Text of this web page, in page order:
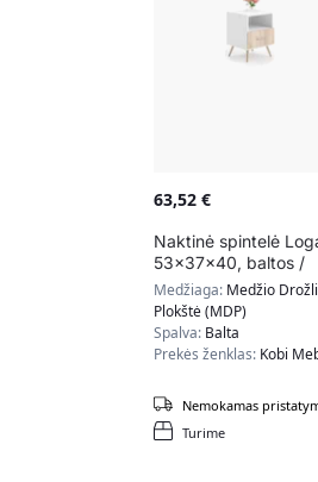
63,52 €
Naktinė spintelė
53x37x40, baltos /
smėlio spalvos
Medžiaga: Medžio
Plokštė (MDP)
Spalva: Balta
Prekės ženklas: Kobi
Turime
Nemokamas